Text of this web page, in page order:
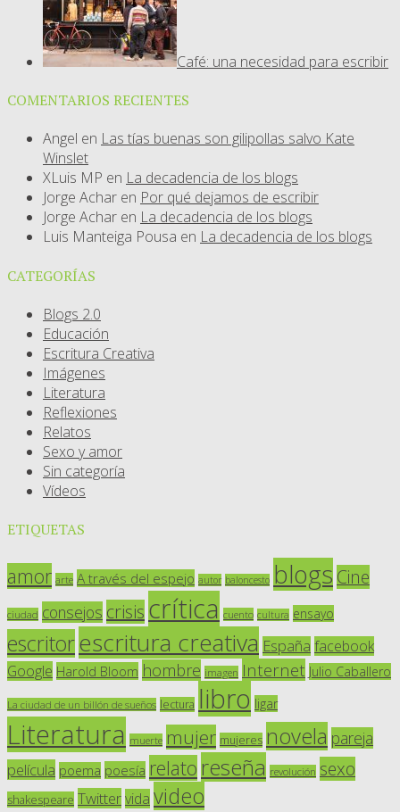
Café: una necesidad para escribir
COMENTARIOS RECIENTES
Angel en Las tías buenas son gilipollas salvo Kate
Winslet
XLuis MP en La decadencia de los blogs
Jorge Achar en Por qué dejamos de escribir
Jorge Achar en La decadencia de los blogs
Luis Manteiga Pousa en La decadencia de los blogs
CATEGORÍAS
Blogs 2.0
Educación
Escritura Creativa
Imágenes
Literatura
Reflexiones
Relatos
Sexo y amor
Sin categoría
Vídeos
ETIQUETAS
amor arte A través del espejo autor baloncesto blogs Cine
ciudad consejos crisis crítica cuento cultura ensayo
escritorescritura creativa España facebook
Google Harold Bloom hombre imagen Internet Julio Caballero
La ciudad de un billón de sueños lectura libro ligar
Literatura muerte mujer mujeres novela pareja
película poema poesía relato reseña revolución sexo
shakespeare Twittervida video